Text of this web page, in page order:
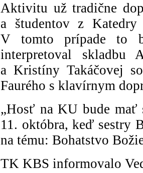
Aktivitu už tradične
a študentov z
V tomto prípade to
interpretoval skladbu
a Kristíny Takáčovej
Faurého s klavírnym
„Hosť na KU bude mať
11. októbra, keď sestry
na tému: Bohatstvo
TK KBS informovalo